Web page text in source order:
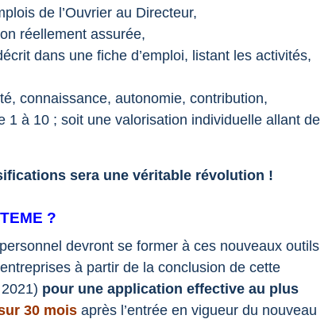
de l’Ouvrier au Directeur,
réellement assurée,
dans une fiche d’emploi, listant les activités,
connaissance, autonomie, contribution,
à 10 ; soit une valorisation individuelle allant de
sera une véritable révolution !
?
devront se former à ces nouveaux outils
à partir de la conclusion de cette
pour une application effective au plus
30 mois après l’entrée en vigueur du nouveau